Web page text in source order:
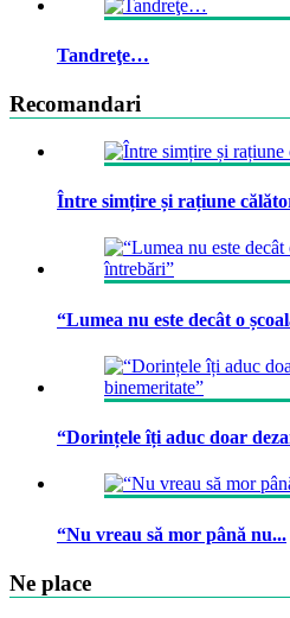
Tandreţe…
Recomandari
Între simțire și rațiune
“Lumea nu este decât o
“Dorințele îți aduc doar
“Nu vreau să mor până nu...
Ne place